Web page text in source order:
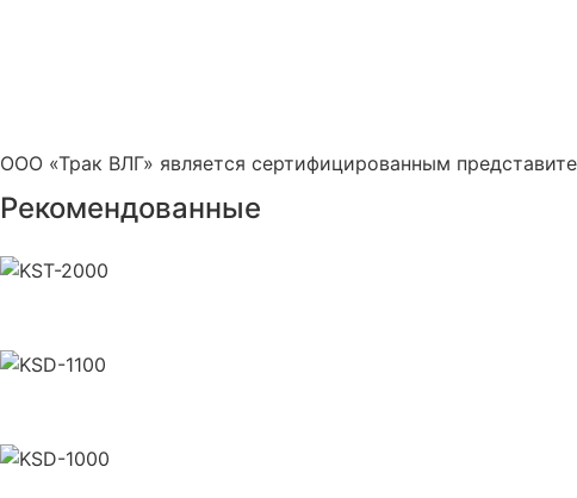
ООО «Трак ВЛГ» является сертифицированным
Рекомендованные